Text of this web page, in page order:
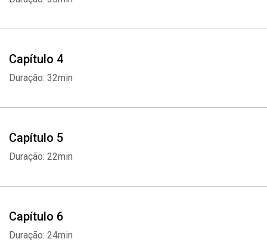
Capítulo 4
Duração: 32min
Capítulo 5
Duração: 22min
Capítulo 6
Duração: 24min